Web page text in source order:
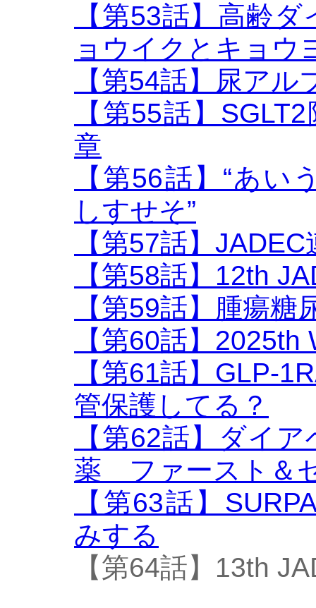
【第53話】高齢
ョウイクとキョウ
【第54話】尿ア
【第55話】
章
【第56話】“あ
しすせそ”
【第57話】
【第58話】12th
【第59話】腫瘍糖
【第60話】2025th
【第61話】GLP-
管保護してる？
【第62話】ダイ
薬 ファースト＆
【第63話】
みする
【第64話】13th